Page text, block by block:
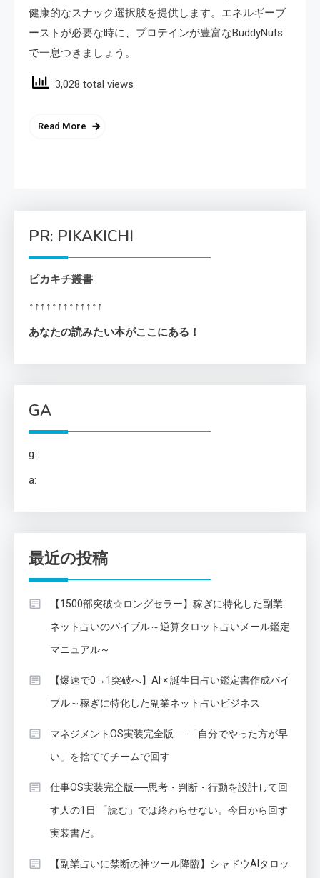
健康的なスナック選択肢を提供します。エネルギーブ
ーストが必要な時に、プロテインが豊富なBuddyNuts
で一息つきましょう。
3,028 total views
Read More
PR: PIKAKICHI
ピカキチ叢書
↑↑↑↑↑↑↑↑↑↑↑↑↑
あなたの読みたい本がここにある！
GA
g:
a:
最近の投稿
【1500部突破☆ロングセラー】稼ぎに特化した副業
ネット占いのバイブル～逆算タロット占いメール鑑定
マニュアル～
【爆速で0→1突破へ】AI × 誕生日占い鑑定書作成バイ
ブル～稼ぎに特化した副業ネット占いビジネス
マネジメントOS実装完全版──「自分でやった方が早
い」を捨ててチームで回す
仕事OS実装完全版──思考・判断・行動を設計して回
す人の1日 「読む」では終わらせない。今日から回す
実装書だ。
【副業占いに禁断の神ツール降臨】シャドウAIタロッ